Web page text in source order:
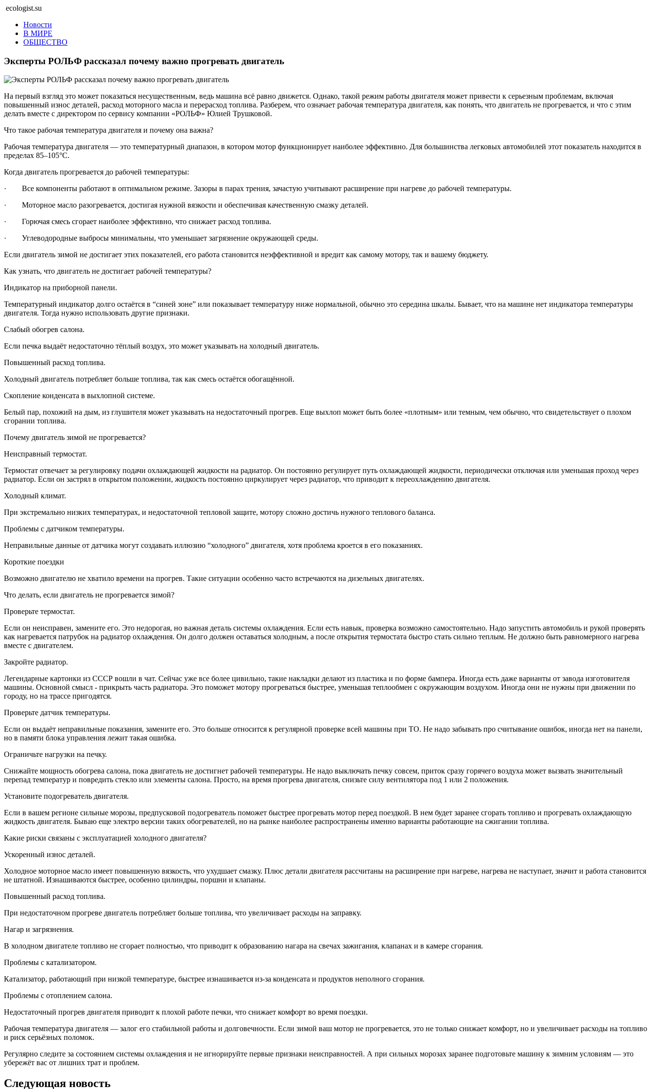
ecologist.su
Новости
В МИРЕ
ОБЩЕСТВО
Эксперты РОЛЬФ рассказал почему важно прогревать двигатель
На первый взгляд это может показаться несущественным, ведь машина всё равно движется. Однако, такой режим работы двигателя может привести к серьезным проблемам, включая
повышенный износ деталей, расход моторного масла и перерасход топлива. Разберем, что означает рабочая температура двигателя, как понять, что двигатель не прогревается, и что с этим
делать вместе с директором по сервису компании «РОЛЬФ» Юлией Трушковой.
Что такое рабочая температура двигателя и почему она важна?
Рабочая температура двигателя — это температурный диапазон, в котором мотор функционирует наиболее эффективно. Для большинства легковых автомобилей этот показатель находится в
пределах 85–105°C.
Когда двигатель прогревается до рабочей температуры:
· Все компоненты работают в оптимальном режиме. Зазоры в парах трения, зачастую учитывают расширение при нагреве до рабочей температуры.
· Моторное масло разогревается, достигая нужной вязкости и обеспечивая качественную смазку деталей.
· Горючая смесь сгорает наиболее эффективно, что снижает расход топлива.
· Углеводородные выбросы минимальны, что уменьшает загрязнение окружающей среды.
Если двигатель зимой не достигает этих показателей, его работа становится неэффективной и вредит как самому мотору, так и вашему бюджету.
Как узнать, что двигатель не достигает рабочей температуры?
Индикатор на приборной панели.
Температурный индикатор долго остаётся в “синей зоне” или показывает температуру ниже нормальной, обычно это середина шкалы. Бывает, что на машине нет индикатора температуры
двигателя. Тогда нужно использовать другие признаки.
Слабый обогрев салона.
Если печка выдаёт недостаточно тёплый воздух, это может указывать на холодный двигатель.
Повышенный расход топлива.
Холодный двигатель потребляет больше топлива, так как смесь остаётся обогащённой.
Скопление конденсата в выхлопной системе.
Белый пар, похожий на дым, из глушителя может указывать на недостаточный прогрев. Еще выхлоп может быть более «плотным» или темным, чем обычно, что свидетельствует о плохом
сгорании топлива.
Почему двигатель зимой не прогревается?
Неисправный термостат.
Термостат отвечает за регулировку подачи охлаждающей жидкости на радиатор. Он постоянно регулирует путь охлаждающей жидкости, периодически отключая или уменьшая проход через
радиатор. Если он застрял в открытом положении, жидкость постоянно циркулирует через радиатор, что приводит к переохлаждению двигателя.
Холодный климат.
При экстремально низких температурах, и недостаточной тепловой защите, мотору сложно достичь нужного теплового баланса.
Проблемы с датчиком температуры.
Неправильные данные от датчика могут создавать иллюзию “холодного” двигателя, хотя проблема кроется в его показаниях.
Короткие поездки
Возможно двигателю не хватило времени на прогрев. Такие ситуации особенно часто встречаются на дизельных двигателях.
Что делать, если двигатель не прогревается зимой?
Проверьте термостат.
Если он неисправен, замените его. Это недорогая, но важная деталь системы охлаждения. Если есть навык, проверка возможно самостоятельно. Надо запустить автомобиль и рукой проверять
как нагревается патрубок на радиатор охлаждения. Он долго должен оставаться холодным, а после открытия термостата быстро стать сильно теплым. Не должно быть равномерного нагрева
вместе с двигателем.
Закройте радиатор.
Легендарные картонки из СССР вошли в чат. Сейчас уже все более цивильно, такие накладки делают из пластика и по форме бампера. Иногда есть даже варианты от завода изготовителя
машины. Основной смысл - прикрыть часть радиатора. Это поможет мотору прогреваться быстрее, уменьшая теплообмен с окружающим воздухом. Иногда они не нужны при движении по
городу, но на трассе пригодятся.
Проверьте датчик температуры.
Если он выдаёт неправильные показания, замените его. Это больше относится к регулярной проверке всей машины при ТО. Не надо забывать про считывание ошибок, иногда нет на панели,
но в памяти блока управления лежит такая ошибка.
Ограничьте нагрузки на печку.
Снижайте мощность обогрева салона, пока двигатель не достигнет рабочей температуры. Не надо выключать печку совсем, приток сразу горячего воздуха может вызвать значительный
перепад температур и повредить стекло или элементы салона. Просто, на время прогрева двигателя, снизьте силу вентилятора под 1 или 2 положения.
Установите подогреватель двигателя.
Если в вашем регионе сильные морозы, предпусковой подогреватель поможет быстрее прогревать мотор перед поездкой. В нем будет заранее сгорать топливо и прогревать охлаждающую
жидкость двигателя. Бываю еще электро версии таких обогревателей, но на рынке наиболее распространены именно варианты работающие на сжигании топлива.
Какие риски связаны с эксплуатацией холодного двигателя?
Ускоренный износ деталей.
Холодное моторное масло имеет повышенную вязкость, что ухудшает смазку. Плюс детали двигателя рассчитаны на расширение при нагреве, нагрева не наступает, значит и работа становится
не штатной. Изнашиваются быстрее, особенно цилиндры, поршни и клапаны.
Повышенный расход топлива.
При недостаточном прогреве двигатель потребляет больше топлива, что увеличивает расходы на заправку.
Нагар и загрязнения.
В холодном двигателе топливо не сгорает полностью, что приводит к образованию нагара на свечах зажигания, клапанах и в камере сгорания.
Проблемы с катализатором.
Катализатор, работающий при низкой температуре, быстрее изнашивается из-за конденсата и продуктов неполного сгорания.
Проблемы с отоплением салона.
Недостаточный прогрев двигателя приводит к плохой работе печки, что снижает комфорт во время поездки.
Рабочая температура двигателя — залог его стабильной работы и долговечности. Если зимой ваш мотор не прогревается, это не только снижает комфорт, но и увеличивает расходы на топливо
и риск серьёзных поломок.
Регулярно следите за состоянием системы охлаждения и не игнорируйте первые признаки неисправностей. А при сильных морозах заранее подготовьте машину к зимним условиям — это
убережёт вас от лишних трат и проблем.
Следующая новость